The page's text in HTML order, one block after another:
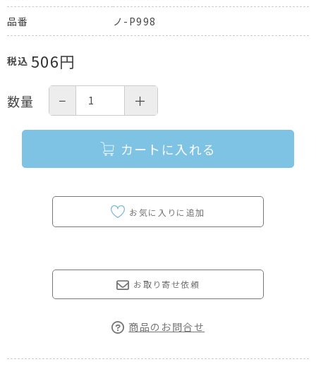
品番 ノ-P998
税込 506円
数量 − ＋
カートに入れる
お取り寄せ依頼
商品のお問合せ